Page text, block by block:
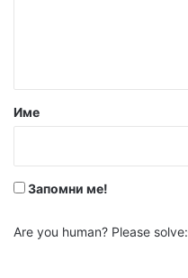
р
Име
Запомни ме!
Are you human? Please solve: